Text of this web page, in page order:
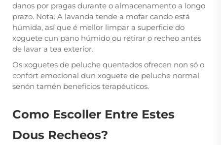
danos por pragas durante o almacenamento a longo
prazo. Nota: A lavanda tende a mofar cando está
húmida, así que é mellor limpar a superficie do
xoguete cun pano húmido ou retirar o recheo antes
de lavar a tea exterior.
Os xoguetes de peluche quentados ofrecen non só o
confort emocional dun xoguete de peluche normal
senón tamén beneficios terapéuticos.
Como Escoller Entre Estes
Dous Recheos?